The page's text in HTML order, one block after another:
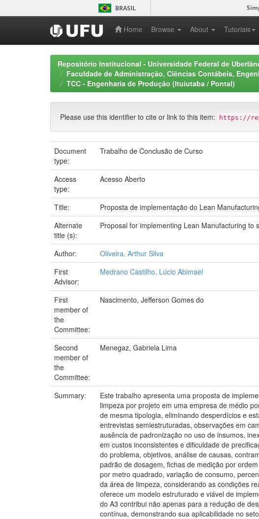
navigation
BRASIL
Home Browse About Tutoriais
Repositório Institucional - Universidade Federal de
Faculdade de Administração, Ciências Contábeis,
TCC - Engenharia de Produção (Ituiutaba / Pontal)
Please use this identifier to cite or link to this item: https://
Document
type:
Trabalho de Conclusão de Curso
Access
type:
Acesso Aberto
Title:
Proposta de implementação do Lean
Alternate
title (s):
Proposal for implementing Lean Manufacturing
Author:
Oliveira, Arthur Silva
First
Advisor:
Medrano Castilho, Lúcio Abimael
First
member of
the
Committee:
Nascimento, Jefferson Gomes do
Second
member of
the
Committee:
Menegaz, Gabriela Lima
Summary:
Este trabalho apresenta uma proposta de
limpeza por projeto em uma empresa de médio
de mesma tipologia, eliminando desperdícios e
entrevistas semiestruturadas, observações em
ausência de padronização no uso de insumos,
em custos inconsistentes e dificuldade de
do problema, objetivos, análise de causas,
padrão de dosagem, fichas de medição por
por metro quadrado, variação de consumo,
da área de limpeza, considerando as condições
oferece um modelo estruturado e viável de
do A3 contribui não apenas para a redução de
contínua, demonstrando sua aplicabilidade no